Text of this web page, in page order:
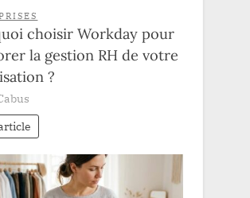
choisir Workday pour
la gestion RH de votre
?